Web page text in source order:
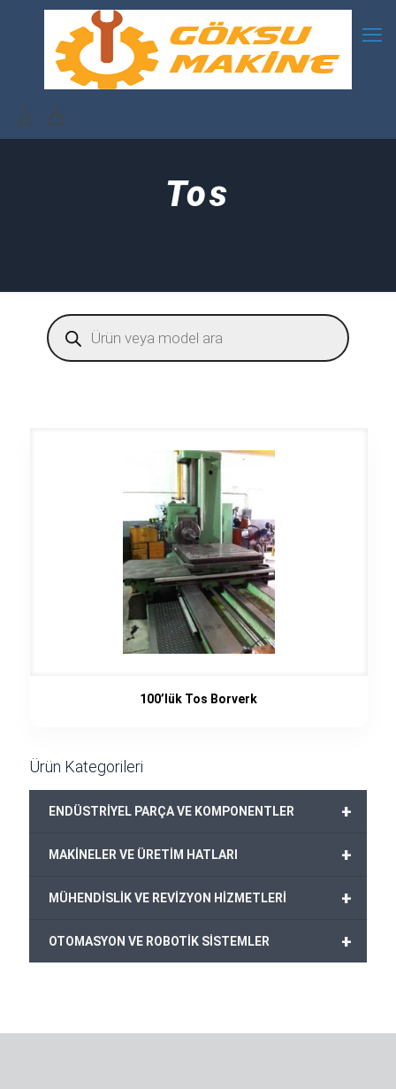
Tos
Products
search
100’lük Tos Borverk
Ürün Kategorileri
+
ENDÜSTRİYEL PARÇA VE KOMPONENTLER
+
MAKİNELER VE ÜRETİM HATLARI
+
MÜHENDİSLİK VE REVİZYON HİZMETLERİ
+
OTOMASYON VE ROBOTİK SİSTEMLER